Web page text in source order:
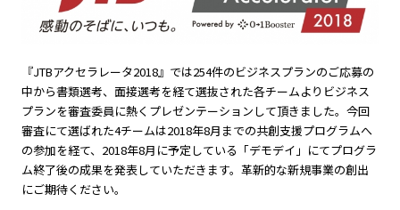
『JTBアクセラレータ2018』では254件のビジネスプランのご応募の
中から書類選考、面接選考を経て選抜された各チームよりビジネス
プランを審査委員に熱くプレゼンテーションして頂きました。今回
審査にて選ばれた4チームは2018年8月までの共創支援プログラムへ
の参加を経て、2018年8月に予定している「デモデイ」にてプログラ
ム終了後の成果を発表していただきます。革新的な新規事業の創出
にご期待ください。